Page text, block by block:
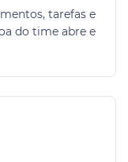
tarefas e
do time abre e